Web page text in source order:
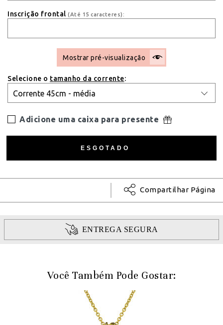
Inscrição frontal (Até 15 caracteres):
Mostrar pré-visualização
Selecione o tamanho da corrente:
Adicione uma caixa para presente
Compartilhar Página
ENTREGA SEGURA
Você Também Pode Gostar: